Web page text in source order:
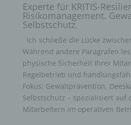
Experte für KRITIS-
Risikomanagement.
Selbstschutz.
Ich schließe die Lücke
Während andere Paragrafen
physische Sicherheit Ihrer
Regelbetrieb und
Fokus: Gewaltprävention,
Selbstschutz – spezialisiert auf
Mitarbeitern im operativen